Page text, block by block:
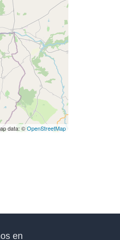
data: ©OpenStreetMap
en